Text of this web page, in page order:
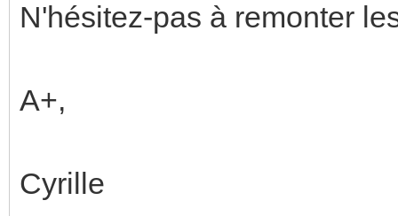
N'hésitez-pas à remonter
A+,
Cyrille